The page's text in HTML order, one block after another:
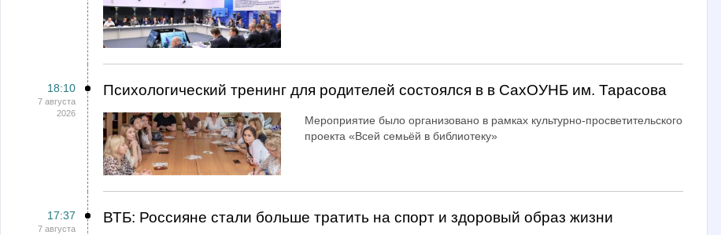
18:10
7 августа
2026
Психологический тренинг для родителей состоялся в в СахОУНБ им. Тарасова
Мероприятие было организовано в рамках культурно-просветительского
проекта «Всей семьёй в библиотеку»
17:37
7 августа
ВТБ: Россияне стали больше тратить на спорт и здоровый образ жизни